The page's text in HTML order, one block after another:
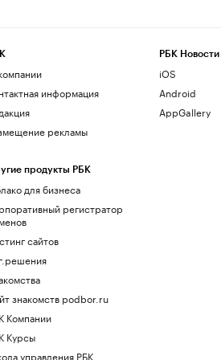
информация
рекламы
продукты РБК
для бизнеса
регистратор
сайтов
знакомств podbor.ru
Компании
Курсы
управления РБК
РБК Новости
iOS
Android
AppGallery